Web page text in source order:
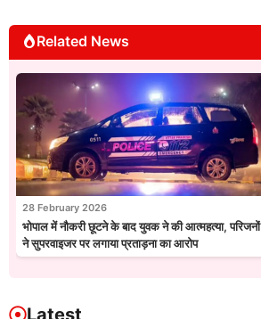
Related News
28 February 2026
भोपाल में नौकरी छूटने के बाद युवक ने की आत्महत्या, परिजनों
ने सुपरवाइजर पर लगाया प्रताड़ना का आरोप
Latest